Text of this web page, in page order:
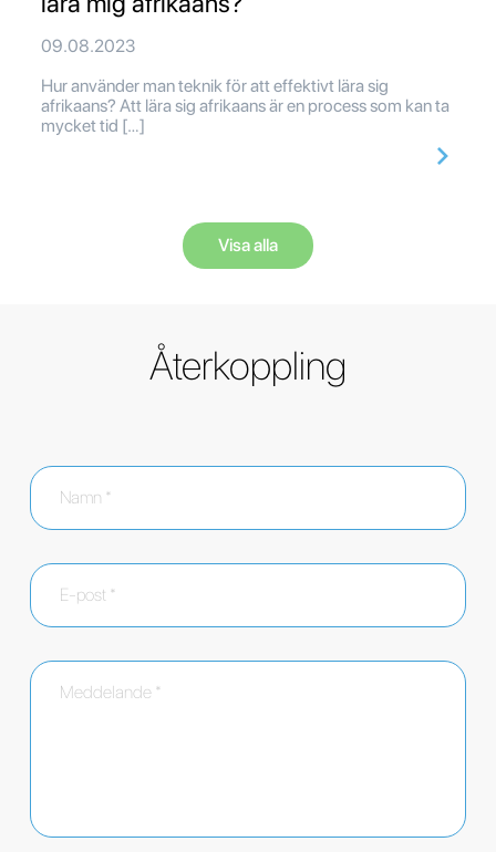
09.08.2023
Hur använder man teknik för att effektivt lära sig
afrikaans? Att lära sig afrikaans är en process som kan ta
mycket tid […]
Visa alla
Återkoppling